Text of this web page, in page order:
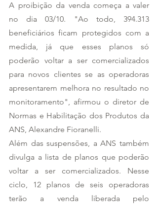
A proibição da venda começa a valer
no dia 03/10. "Ao todo, 394.313
beneficiários ficam protegidos com a
medida, já que esses planos só
poderão voltar a ser comercializados
para novos clientes se as operadoras
apresentarem melhora no resultado no
monitoramento", afirmou o diretor de
Normas e Habilitação dos Produtos da
ANS, Alexandre Fioranelli.
Além das suspensões, a ANS também
divulga a lista de planos que poderão
voltar a ser comercializados. Nesse
ciclo, 12 planos de seis operadoras
terão a venda liberada pelo